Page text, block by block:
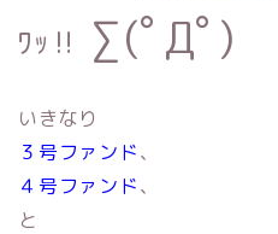
ﾜｯ‼︎ ∑(ﾟДﾟ)
いきなり
３号ファンド、
４号ファンド、
と